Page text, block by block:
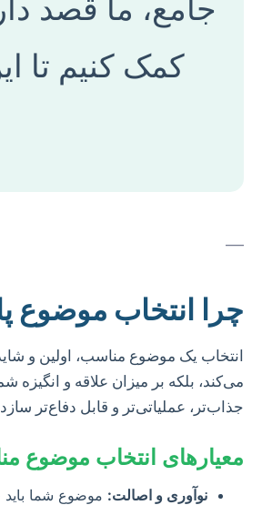
جامع، ما قصد
کمک کنیم تا
—
چرا انتخاب موضوع
انتخاب یک موضوع مناسب، اولین و
می‌کند، بلکه بر میزان علاقه و انگیزه
جذاب‌تر، عملیاتی‌تر و قابل دفاع‌تر
معیارهای انتخاب موضوع
نوآوری و اصالت: موضوع شما